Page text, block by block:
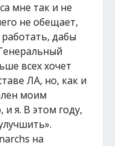
мне так и не
не обещает,
дабы
всех хочет
ЛА, но, как и
моим
и я. В этом году,
на